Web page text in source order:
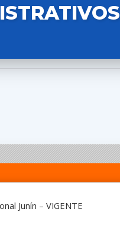
Junín – VIGENTE